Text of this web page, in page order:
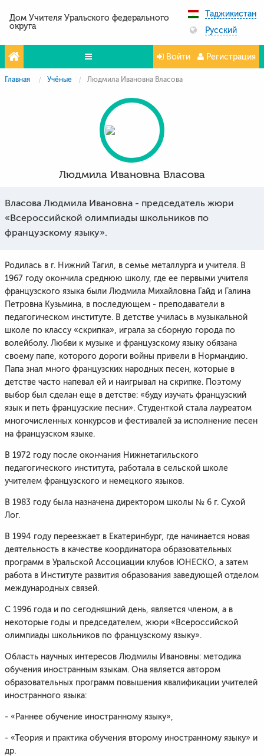
Дом Учителя Уральского федерального
округа
Таджикистан
Русский
Олимпиады
Войти Регистрация
Главная Учёные Людмила Ивановна Власова
Людмила Ивановна Власова
Власова Людмила Ивановна - председатель жюри
«Всероссийской олимпиады школьников по
французскому языку».
Родилась в г. Нижний Тагил, в семье металлурга и учителя. В
1967 году окончила среднюю школу, где ее первыми учителя
французского языка были Людмила Михайловна Гайд и Галина
Петровна Кузьмина, в последующем - преподаватели в
педагогическом институте. В детстве училась в музыкальной
школе по классу «скрипка», играла за сборную города по
волейболу. Любви к музыке и французскому языку обязана
своему папе, которого дороги войны привели в Нормандию.
Папа знал много французских народных песен, которые в
детстве часто напевал ей и наигрывал на скрипке. Поэтому
выбор был сделан еще в детстве: «буду изучать французский
язык и петь французские песни». Студенткой стала лауреатом
многочисленных конкурсов и фестивалей за исполнение песен
на французском языке.
В 1972 году после окончания Нижнетагильского
педагогического института, работала в сельской школе
учителем французского и немецкого языков.
В 1983 году была назначена директором школы № 6 г. Сухой
Лог.
В 1994 году переезжает в Екатеринбург, где начинается новая
деятельность в качестве координатора образовательных
программ в Уральской Ассоциации клубов ЮНЕСКО, а затем
работа в Институте развития образования заведующей отделом
международных связей.
С 1996 года и по сегодняшний день, является членом, а в
некоторые годы и председателем, жюри «Всероссийской
олимпиады школьников по французскому языку».
Область научных интересов Людмилы Ивановны: методика
обучения иностранным языкам. Она является автором
образовательных программ повышения квалификации учителей
иностранного языка:
- «Раннее обучение иностранному языку»,
- «Теория и практика обучения второму иностранному языку» и
др.